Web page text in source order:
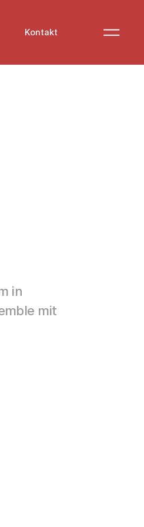
Kontakt
in
mit